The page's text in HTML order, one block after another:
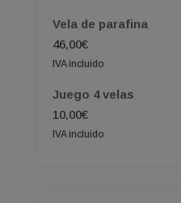
Vela de parafina
46,00€
IVA incluido
Juego 4 velas
10,00€
IVA incluido